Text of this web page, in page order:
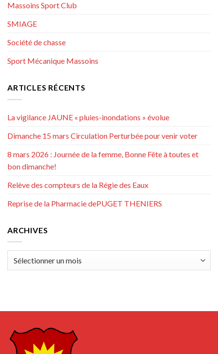
Massoins Sport Club
SMIAGE
Société de chasse
Sport Mécanique Massoins
ARTICLES RÉCENTS
La vigilance JAUNE « pluies-inondations » évolue
Dimanche 15 mars Circulation Perturbée pour venir voter
8 mars 2026 : Journée de la femme, Bonne Fête à toutes et
bon dimanche!
Relève des compteurs de la Régie des Eaux
Reprise de la Pharmacie dePUGET THENIERS
ARCHIVES